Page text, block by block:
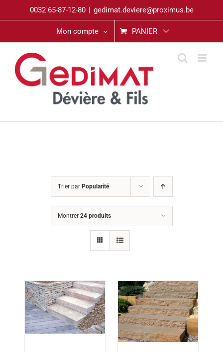
0032 65-87-12-80 | gedimat.deviere@proximus.be
Mon compte PANIER
Trier par Popularité
Montrer 24 produits